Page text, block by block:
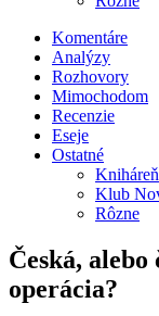
Komentáre
Analýzy
Rozhovory
Mimochodom
Recenzie
Eseje
Ostatné
Kniháreň
Klub
Rôzne
Česká, alebo
operácia?